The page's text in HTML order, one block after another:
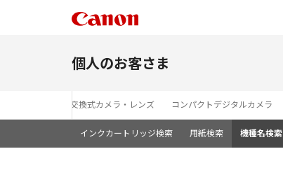
個人のお客さま
レンズ交換式カメラ・レンズ コンパクトデジタルカメラ
インクカートリッジ検索 用紙検索 機種名検索